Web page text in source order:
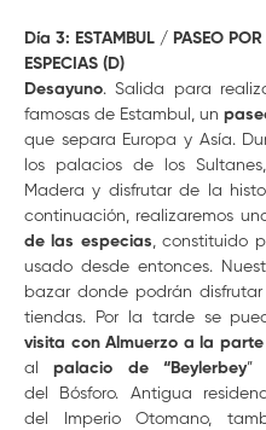
Día 3: ESTAMBUL / PASEO
ESPECIAS (D)
Desayuno. Salida para
famosas de Estambul, un
que separa Europa y Asía.
los palacios de los
Madera y disfrutar de la
continuación, realizaremos
de las especias, constituido
usado desde entonces.
bazar donde podrán
tiendas. Por la tarde se
visita con Almuerzo a la
al
palacio de “Beylerbey”
del Bósforo. Antigua
del Imperio Otomano,